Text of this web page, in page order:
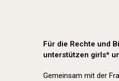
Für die Rechte und
unterstützen girls*
Gemeinsam mit der